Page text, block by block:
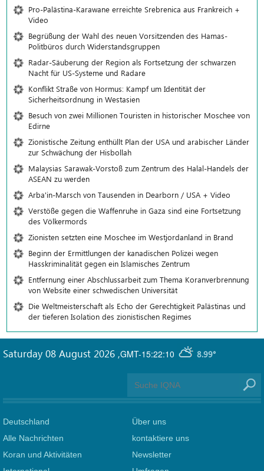
Pro-Palästina-Karawane erreichte Srebrenica aus Frankreich +
Video
Begrüßung der Wahl des neuen Vorsitzenden des Hamas-
Politbüros durch Widerstandsgruppen
Radar-Säuberung der Region als Fortsetzung der schwarzen
Nacht für US-Systeme und Radare
Konflikt Straße von Hormus: Kampf um Identität der
Sicherheitsordnung in Westasien
Besuch von zwei Millionen Touristen in historischer Moschee von
Edirne
Zionistische Zeitung enthüllt Plan der USA und arabischer Länder
zur Schwächung der Hisbollah
Malaysias Sarawak-Vorstoß zum Zentrum des Halal-Handels der
ASEAN zu werden
Arba'in-Marsch von Tausenden in Dearborn / USA + Video
Verstöße gegen die Waffenruhe in Gaza sind eine Fortsetzung
des Völkermords
Zionisten setzten eine Moschee im Westjordanland in Brand
Beginn der Ermittlungen der kanadischen Polizei wegen
Hasskriminalität gegen ein Islamisches Zentrum
Entfernung einer Abschlussarbeit zum Thema Koranverbrennung
von Website einer schwedischen Universität
Die Weltmeisterschaft als Echo der Gerechtigkeit Palästinas und
der tieferen Isolation des zionistischen Regimes
GMT-15:22:10 8.99°
Saturday 08 August 2026 ,
Deutschland
Alle Nachrichten
Koran und Aktivitäten
Über uns
kontaktiere uns
Newsletter